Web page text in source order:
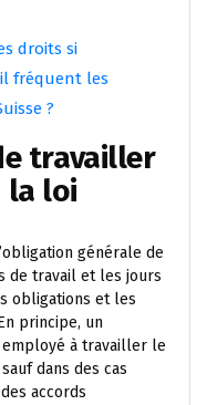
droits si
fréquent les
?
travailler
la loi
générale de
de travail et les jours
obligations et les
principe, un
à travailler le
dans des cas
accords